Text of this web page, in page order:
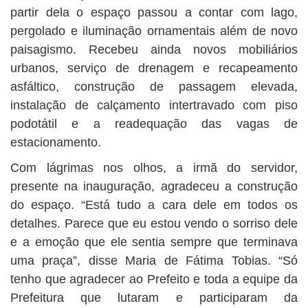
partir dela o espaço passou a contar com lago,
pergolado e iluminação ornamentais além de novo
paisagismo. Recebeu ainda novos mobiliários
urbanos, serviço de drenagem e recapeamento
asfáltico, construção de passagem elevada,
instalação de calçamento intertravado com piso
podotátil e a readequação das vagas de
estacionamento.
Com lágrimas nos olhos, a irmã do servidor,
presente na inauguração, agradeceu a construção
do espaço. “Está tudo a cara dele em todos os
detalhes. Parece que eu estou vendo o sorriso dele
e a emoção que ele sentia sempre que terminava
uma praça”, disse Maria de Fátima Tobias. “Só
tenho que agradecer ao Prefeito e toda a equipe da
Prefeitura que lutaram e participaram da